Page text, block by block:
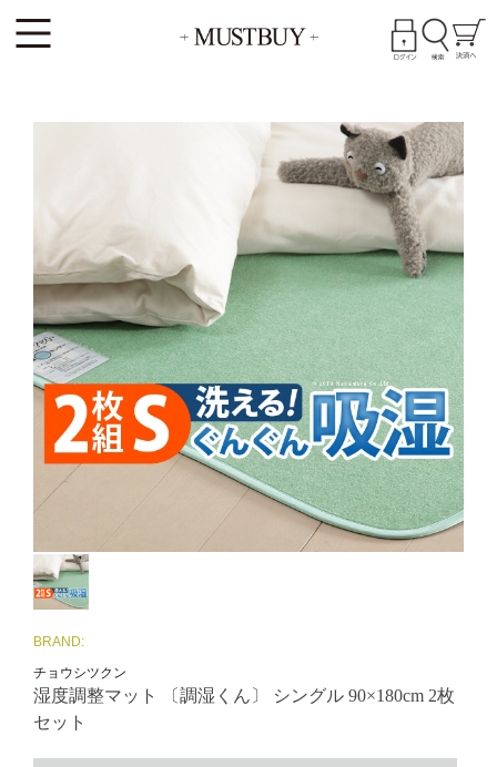
BRAND:
チョウシツクン
湿度調整マット 〔調湿くん〕 シングル 90×180cm 2枚
セット